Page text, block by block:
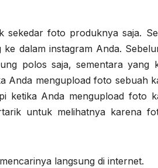
sekedar foto produknya saja.
dalam instagram Anda.
polos saja, sementara yang
Anda mengupload foto sebuah
ketika Anda mengupload foto
untuk melihatnya karena
langsung di internet.